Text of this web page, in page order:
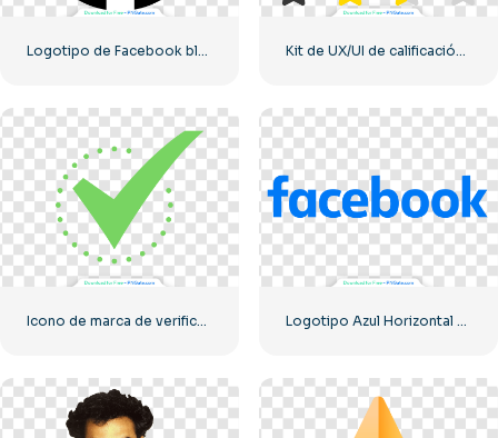
Icono de marca de verificación verde Logotipo Azul Horizontal De Facebook